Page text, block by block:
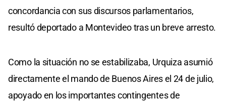
concordancia con sus discursos parlamentarios,
resultó deportado a Montevideo tras un breve arresto.
Como la situación no se estabilizaba, Urquiza asumió
directamente el mando de Buenos Aires el 24 de julio,
apoyado en los importantes contingentes de